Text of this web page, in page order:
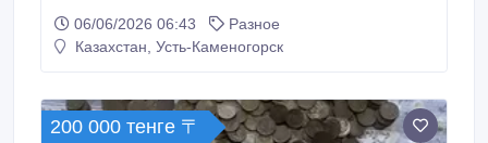
06/06/2026 06:43
Разное
Казахстан, Усть-Каменогорск
200 000 тенге 〒